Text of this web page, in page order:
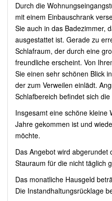
Durch die
mit einem Einbauschrank
Sie auch in das Badezimmer,
ausgestattet ist. Gerade zu
Schlafraum, der durch eine
freundliche erscheint. Von
Sie einen sehr schönen Blick
der zum Verweilen einlädt.
Schlafbereich befindet sich die
Insgesamt eine schöne kleine
Jahre gekommen ist und
möchte.
Das Angebot wird
Stauraum für die nicht täglich
Das monatliche Hausgeld
Die Instandhaltungsrücklage